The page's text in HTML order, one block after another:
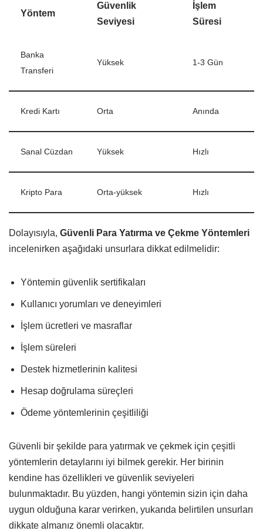
Yöntem
Güvenlik
Seviyesi
İşlem
Süresi
Banka
Transferi
Yüksek 1-3 Gün
Kredi Kartı Orta Anında
Sanal Cüzdan Yüksek Hızlı
Kripto Para Orta-yüksek Hızlı
Dolayısıyla, Güvenli Para Yatırma ve Çekme Yöntemleri
incelenirken aşağıdaki unsurlara dikkat edilmelidir:
Yöntemin güvenlik sertifikaları
Kullanıcı yorumları ve deneyimleri
İşlem ücretleri ve masraflar
İşlem süreleri
Destek hizmetlerinin kalitesi
Hesap doğrulama süreçleri
Ödeme yöntemlerinin çeşitliliği
Güvenli bir şekilde para yatırmak ve çekmek için çeşitli
yöntemlerin detaylarını iyi bilmek gerekir. Her birinin
kendine has özellikleri ve güvenlik seviyeleri
bulunmaktadır. Bu yüzden, hangi yöntemin sizin için daha
uygun olduğuna karar verirken, yukarıda belirtilen unsurları
dikkate almanız önemli olacaktır.